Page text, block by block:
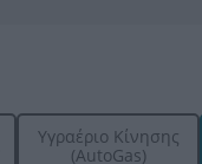
Υγραέριο Κίνησης
(AutoGas)